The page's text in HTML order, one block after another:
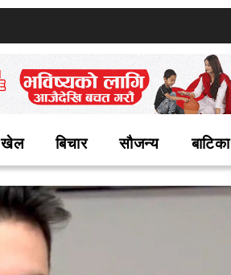
खेल बिचार सौजन्य बाटिका